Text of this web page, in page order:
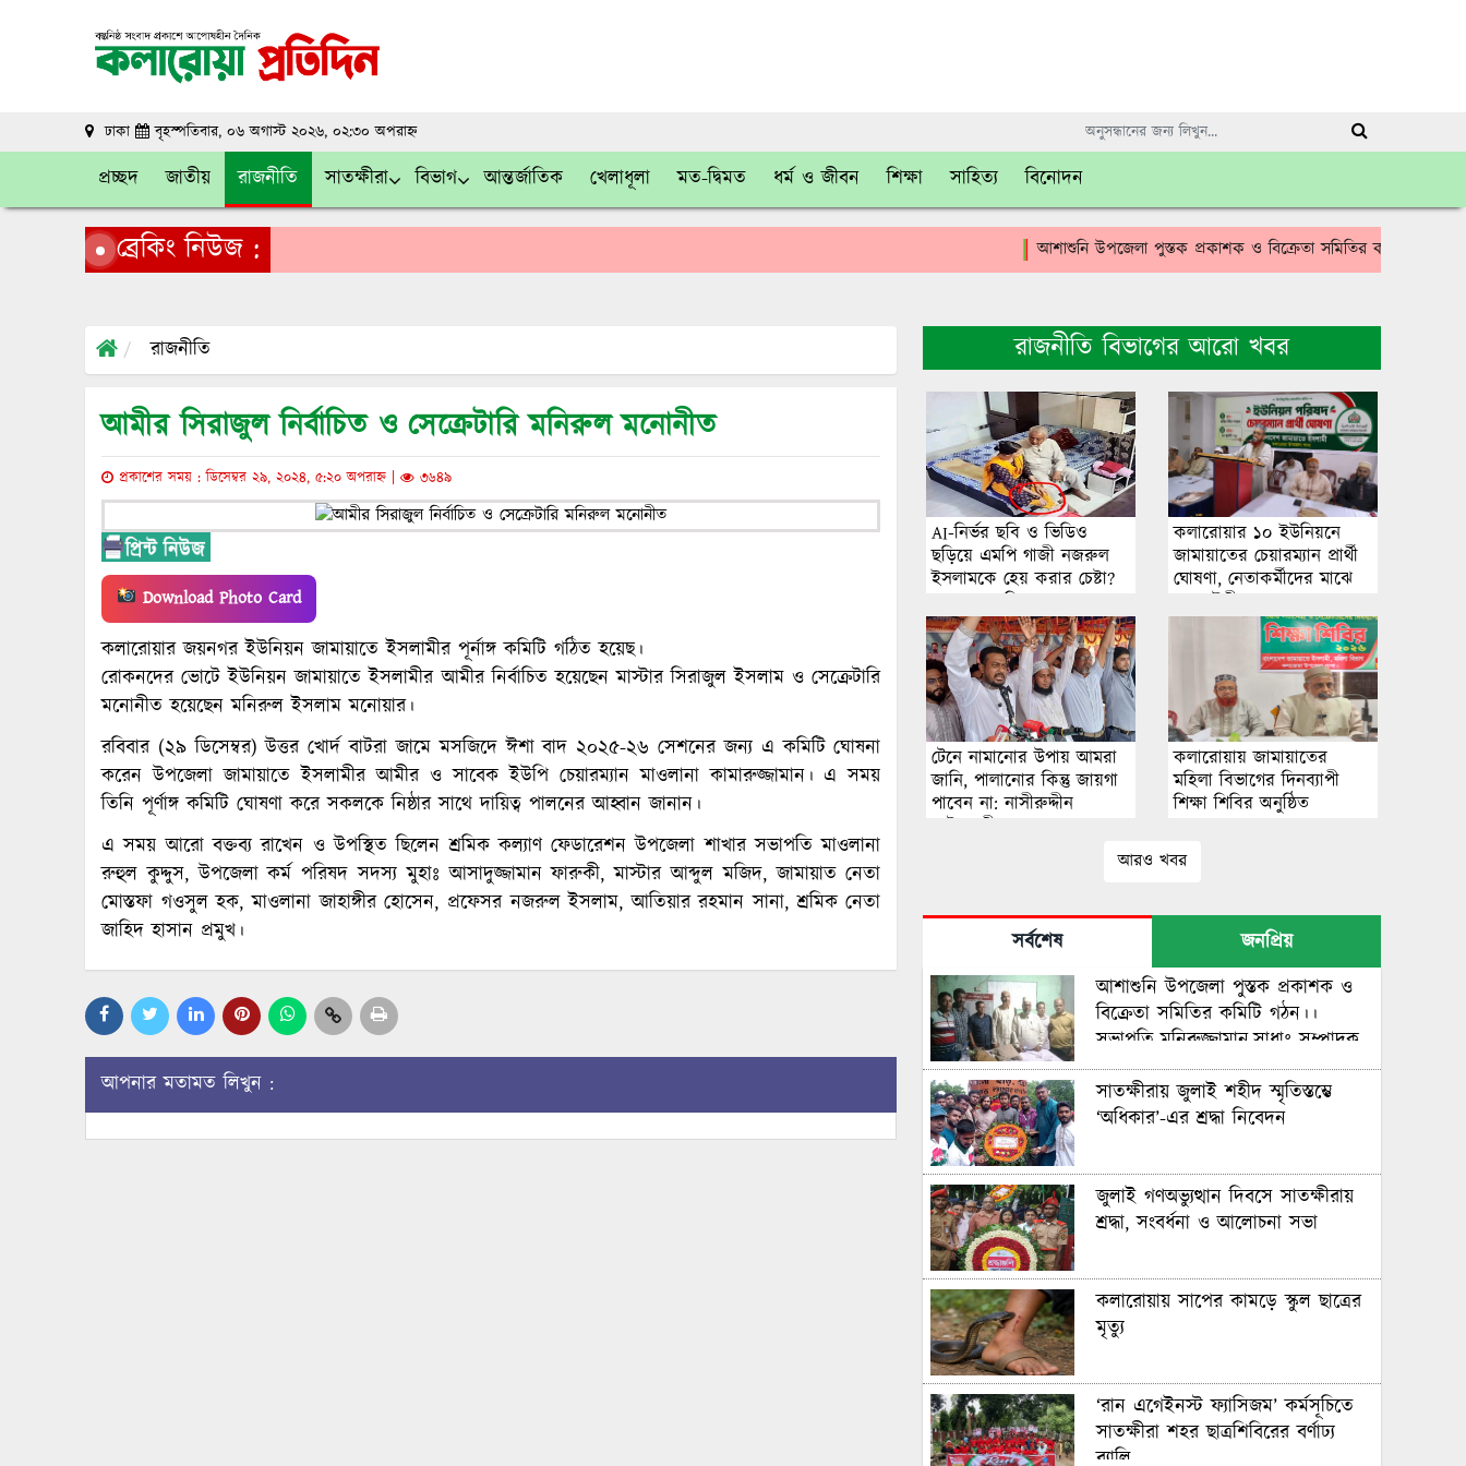
ঢাকা বৃহস্পতিবার, ০৬ অগাস্ট ২০২৬, ০২:৩০ অপরাহ্ন
প্রচ্ছদ জাতীয় রাজনীতি সাতক্ষীরা বিভাগ আন্তর্জাতিক খেলাধূলা মত-দ্বিমত ধর্ম ও জীবন শিক্ষা সাহিত্য বিনোদন
ব্রেকিং নিউজ : আশাশুনি উপজেলা পুস্তক প্রকাশক ও বিক্রেতা সমিতির কমিটি গঠন।।
রাজনীতি
আমীর সিরাজুল নির্বাচিত ও সেক্রেটারি মনিরুল মনোনীত
প্রকাশের সময় : ডিসেম্বর ২৯, ২০২৪, ৫:২০ অপরাহ্ন | ৩৬৪৯
Download Photo Card
কলারোয়ার জয়নগর ইউনিয়ন জামায়াতে ইসলামীর পূর্নাঙ্গ কমিটি গঠিত হয়েছ।
রোকনদের ভোটে ইউনিয়ন জামায়াতে ইসলামীর আমীর নির্বাচিত হয়েছেন মাস্টার সিরাজুল ইসলাম ও সেক্রেটারি
মনোনীত হয়েছেন মনিরুল ইসলাম মনোয়ার।
রবিবার (২৯ ডিসেম্বর) উত্তর খোর্দ বাটরা জামে মসজিদে ঈশা বাদ ২০২৫-২৬ সেশনের জন্য এ কমিটি ঘোষনা
করেন উপজেলা জামায়াতে ইসলামীর আমীর ও সাবেক ইউপি চেয়ারম্যান মাওলানা কামারুজ্জামান। এ সময়
তিনি পূর্ণাঙ্গ কমিটি ঘোষণা করে সকলকে নিষ্ঠার সাথে দায়িত্ব পালনের আহ্বান জানান।
এ সময় আরো বক্তব্য রাখেন ও উপস্থিত ছিলেন শ্রমিক কল্যাণ ফেডারেশন উপজেলা শাখার সভাপতি মাওলানা
রুহুল কুদ্দুস, উপজেলা কর্ম পরিষদ সদস্য মুহাঃ আসাদুজ্জামান ফারুকী, মাস্টার আব্দুল মজিদ, জামায়াত নেতা
মোস্তফা গওসুল হক, মাওলানা জাহাঙ্গীর হোসেন, প্রফেসর নজরুল ইসলাম, আতিয়ার রহমান সানা, শ্রমিক নেতা
জাহিদ হাসান প্রমুখ।
আপনার মতামত লিখুন :
রাজনীতি বিভাগের আরো খবর
AI-নির্ভর ছবি ও ভিডিও
ছড়িয়ে এমপি গাজী নজরুল
ইসলামকে হেয় করার চেষ্টা?
অনুসন্ধানে মিলছে না বাস্তব
ঘটনার প্রমাণ
কলারোয়ার ১০ ইউনিয়নে
জামায়াতের চেয়ারম্যান প্রার্থী
ঘোষণা, নেতাকর্মীদের মাঝে
নতুন উদ্দীপনা
টেনে নামানোর উপায় আমরা
জানি, পালানোর কিন্তু জায়গা
পাবেন না: নাসীরুদ্দীন
পাটওয়ারী
কলারোয়ায় জামায়াতের
মহিলা বিভাগের দিনব্যাপী
শিক্ষা শিবির অনুষ্ঠিত
আরও খবর
সর্বশেষ
জনপ্রিয়
আশাশুনি উপজেলা পুস্তক প্রকাশক ও
বিক্রেতা সমিতির কমিটি গঠন।।
সভাপতি-মনিরুজ্জামান,সাধাঃ সম্পাদক-
গাউসুল আজম
সাতক্ষীরায় জুলাই শহীদ স্মৃতিস্তম্ভে
‘অধিকার’-এর শ্রদ্ধা নিবেদন
জুলাই গণঅভ্যুত্থান দিবসে সাতক্ষীরায়
শ্রদ্ধা, সংবর্ধনা ও আলোচনা সভা
কলারোয়ায় সাপের কামড়ে স্কুল ছাত্রের
মৃত্যু
‘রান এগেইনস্ট ফ্যাসিজম’ কর্মসূচিতে
সাতক্ষীরা শহর ছাত্রশিবিরের বর্ণাঢ্য
র‍্যালি